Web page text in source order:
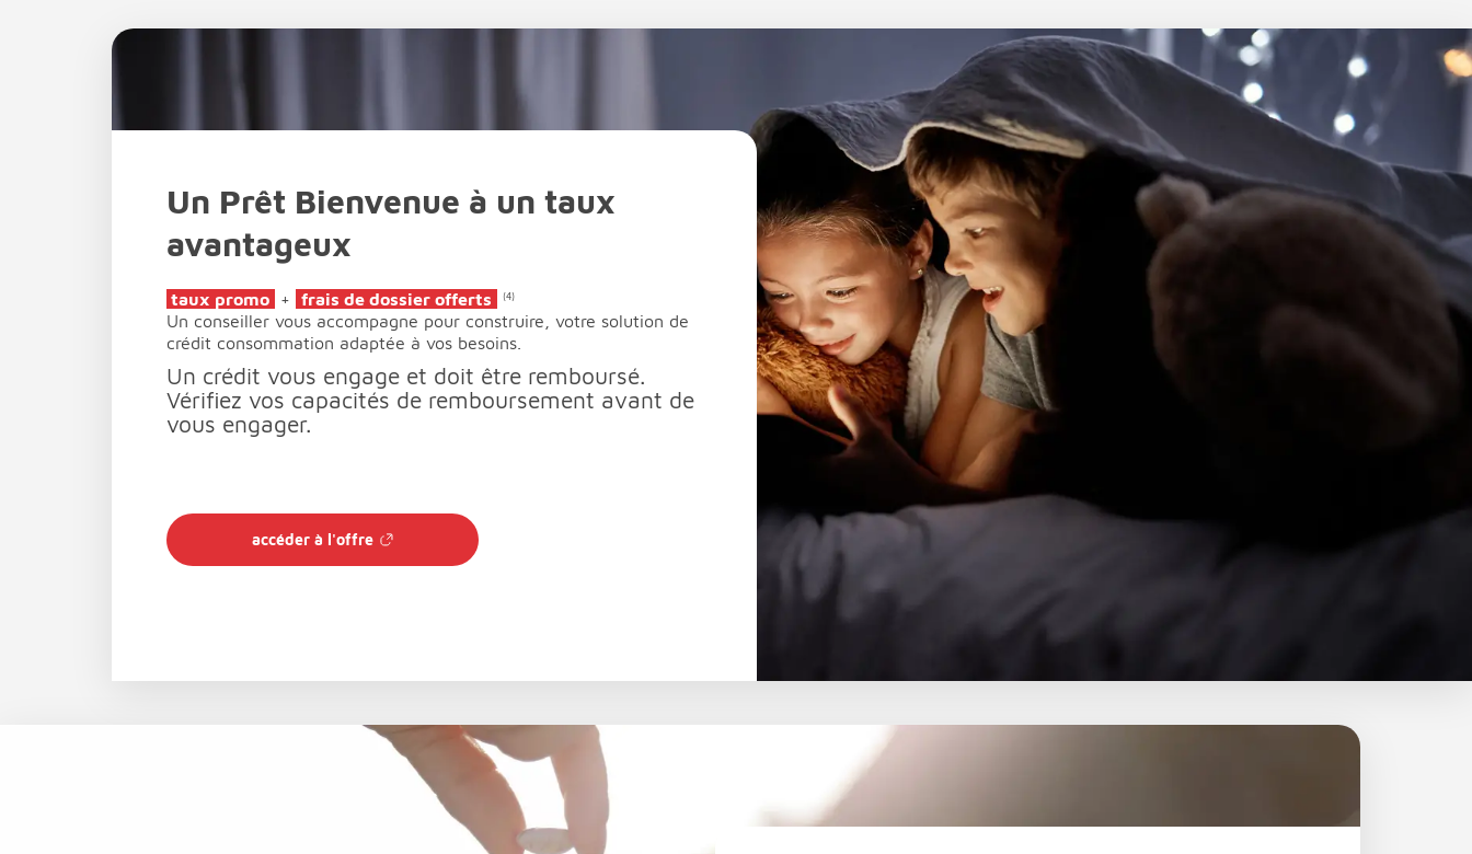
Un Prêt Bienvenue à un taux
avantageux
taux promo + frais de dossier offerts (4)
Un conseiller vous accompagne pour construire, votre solution de
crédit consommation adaptée à vos besoins.
Un crédit vous engage et doit être remboursé.
Vérifiez vos capacités de remboursement avant de
vous engager.
accéder à l'offre